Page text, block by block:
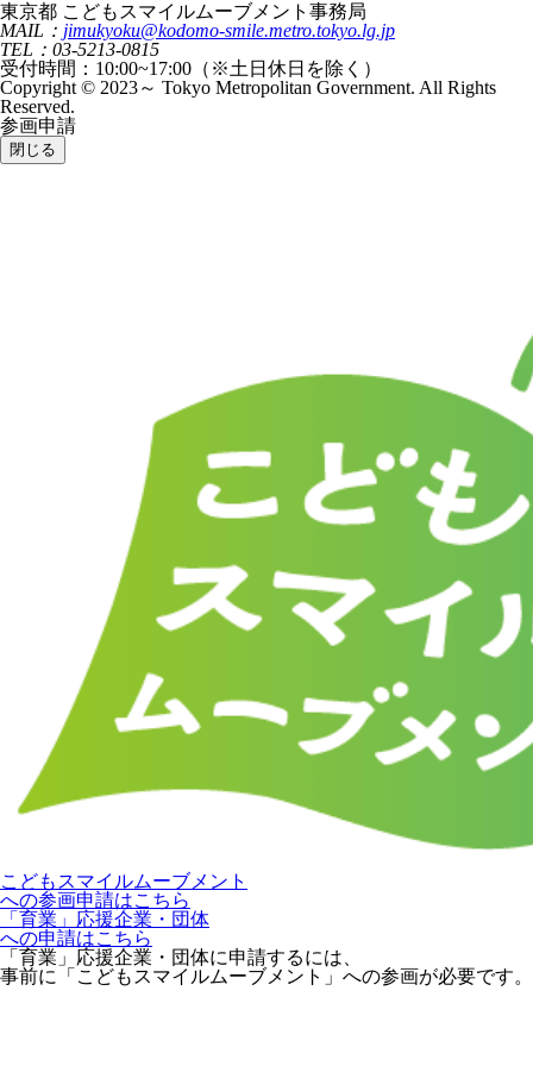
東京都 こどもスマイルムーブメント事務局
MAIL： jimukyoku@kodomo-smile.metro.tokyo.lg.jp
TEL：03-5213-0815
受付時間：10:00~17:00（※土日休日を除く）
Copyright © 2023～ Tokyo Metropolitan Government. All Rights
Reserved.
参画申請
閉じる
こどもスマイルムーブメント
への参画申請はこちら
「育業」応援企業・団体
への申請はこちら
「育業」応援企業・団体に申請するには、
事前に「こどもスマイルムーブメント」への参画が必要です。